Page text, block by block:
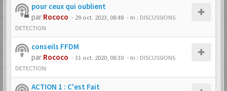
pour ceux qui oublient
par Rococo - 29 oct. 2023, 08:48 - In : DISCUSSIONS
DETECTION
conseils FFDM
par Rococo -31 oct. 2020, 08:30 - In : DISCUSSIONS
DETECTION
ACTION 1 : C'est Fait